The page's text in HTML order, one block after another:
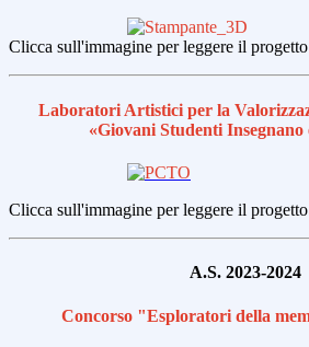
Clicca sull'immagine per leggere il progetto
Laboratori Artistici per la
«Giovani Studenti
Clicca sull'immagine per leggere il progetto
A.S. 2023-2024
Concorso "Esploratori della